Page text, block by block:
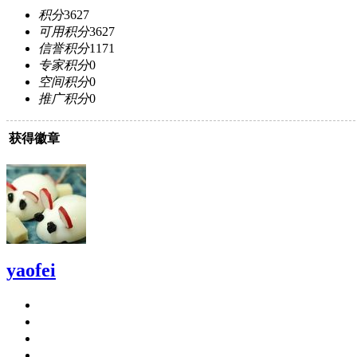
积分3627
可用积分3627
信誉积分1171
专家积分0
空间积分0
推广积分0
获得徽章
yaofei